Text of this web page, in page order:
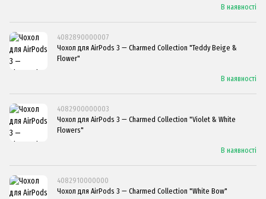
В наявності
4082890000007
Чохол для AirPods 3 — Charmed Collection "Teddy Beige &
Flower"
В наявності
4082900000003
Чохол для AirPods 3 — Charmed Collection "Violet & White
Flowers"
В наявності
4082910000000
Чохол для AirPods 3 — Charmed Collection "White Bow"